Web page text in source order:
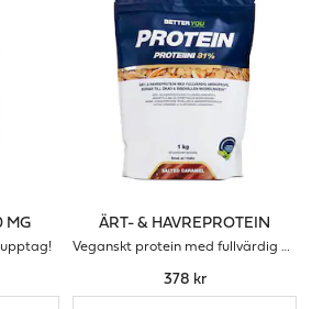
MG ÄRT- & HAVREPROTEIN
Veganskt protein med fullvärdig aminoprofil
378 kr